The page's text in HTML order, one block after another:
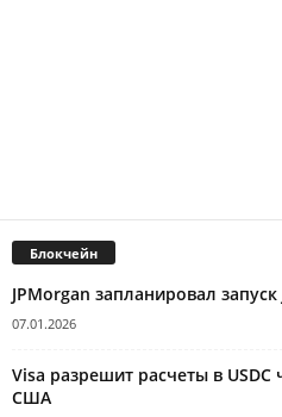
Блокчейн
JPMorgan запланировал
07.01.2026
Visa разрешит расчеты в USDC
США